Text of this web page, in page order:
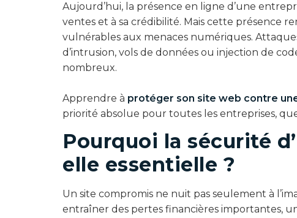
Aujourd’hui, la présence en ligne d’une
ventes et à sa crédibilité. Mais cette présence
vulnérables aux menaces numériques.
d’intrusion, vols de données ou injection de
nombreux.
Apprendre à protéger son site web contre
priorité absolue pour toutes les entreprises,
Pourquoi la sécurité
elle essentielle ?
Un site compromis ne nuit pas seulement à
entraîner des pertes financières importantes,